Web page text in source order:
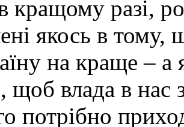
кращому разі,
якось в
на краще – а
щоб влада в нас
потрібно